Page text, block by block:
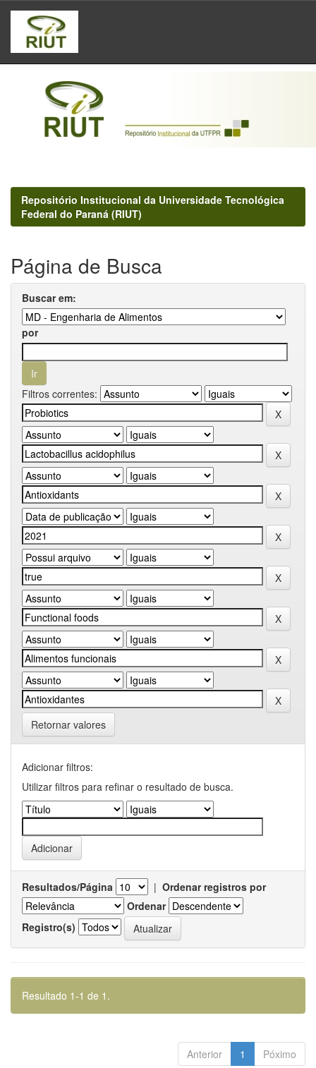
Skip
navigation
Repositório Institucional da Universidade Tecnológica
Federal do Paraná (RIUT)
Página de Busca
Buscar em:
por
Filtros correntes:
Retornar valores
Adicionar filtros:
Utilizar filtros para refinar o resultado de busca.
Resultados/Página | Ordenar registros por
Ordenar
Registro(s)
Resultado 1-1 de 1.
Anterior 1 Póximo